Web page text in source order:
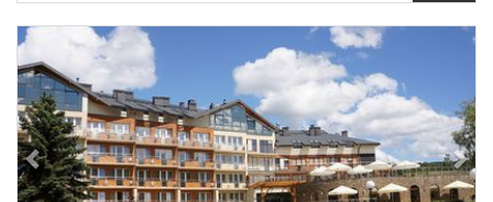
Previous Next